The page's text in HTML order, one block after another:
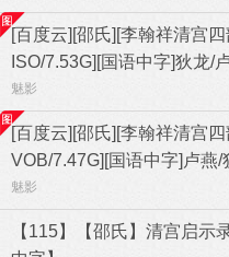
[百度云][邵氏][李翰祥清宫
ISO/7.53G][国语中字]狄龙/
魅影
[百度云][邵氏][李翰祥清宫
VOB/7.47G][国语中字]卢燕/
魅影
【115】【邵氏】清宫启示